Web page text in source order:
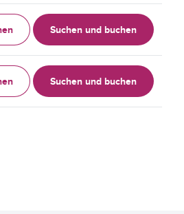
Suchen und buchen
Suchen und buchen